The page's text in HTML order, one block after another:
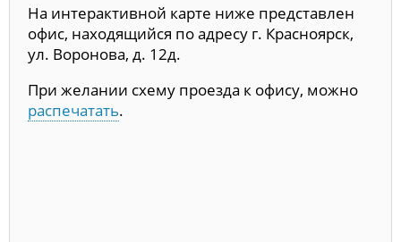
На интерактивной карте ниже представлен
офис, находящийся по адресу г. Красноярск,
ул. Воронова, д. 12д.
При желании схему проезда к офису, можно
распечатать.